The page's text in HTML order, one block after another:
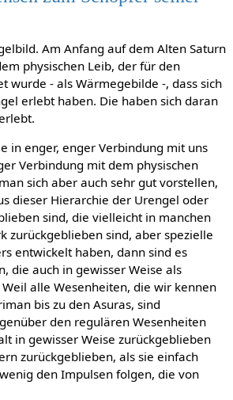
Am Anfang auf dem Alten Saturn
physischen Leib, der für den
wurde - als Wärmegebilde -, dass sich
erlebt haben. Die haben sich daran
in enger, enger Verbindung mit uns
Verbindung mit dem physischen
sich aber auch sehr gut vorstellen,
dieser Hierarchie der Urengel oder
sind, die vielleicht in manchen
zurückgeblieben sind, aber spezielle
entwickelt haben, dann sind es
die auch in gewisser Weise als
alle Wesenheiten, die wir kennen
bis zu den Asuras, sind
den regulären Wesenheiten
in gewisser Weise zurückgeblieben
zurückgeblieben, als sie einfach
den Impulsen folgen, die von